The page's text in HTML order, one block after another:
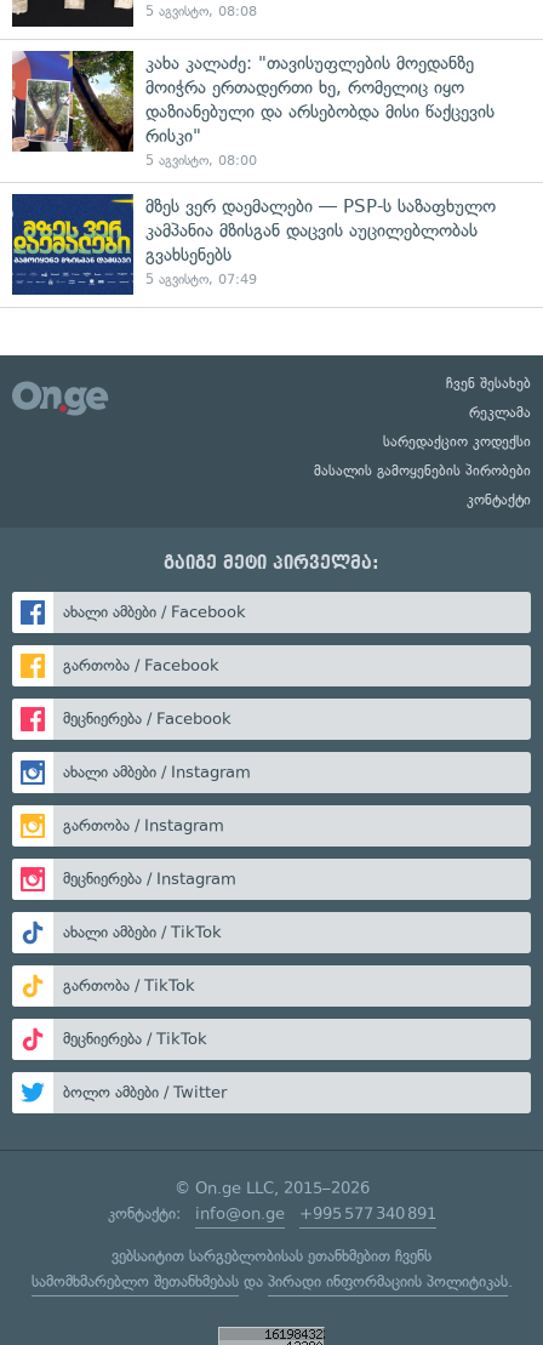
5 აგვისტო, 08:08
კახა კალაძე: "თავისუფლების მოედანზე
მოიჭრა ერთადერთი ხე, რომელიც იყო
დაზიანებული და არსებობდა მისი წაქცევის
რისკი"
5 აგვისტო, 08:00
მზეს ვერ დაემალები — PSP-ს საზაფხულო
კამპანია მზისგან დაცვის აუცილებლობას
გვახსენებს
5 აგვისტო, 07:49
ჩვენ შესახებ
რეკლამა
სარედაქციო კოდექსი
მასალის გამოყენების პირობები
კონტაქტი
გაიგე მეტი პირველმა:
ახალი ამბები / Facebook
გართობა / Facebook
მეცნიერება / Facebook
ახალი ამბები / Instagram
გართობა / Instagram
მეცნიერება / Instagram
ახალი ამბები / TikTok
გართობა / TikTok
მეცნიერება / TikTok
ბოლო ამბები / Twitter
© On.ge LLC, 2015–2026
კონტაქტი: info@on.ge +995 577 340 891
ვებსაიტით სარგებლობისას ეთანხმებით ჩვენს
სამომხმარებლო შეთანხმებასდა პირადი ინფორმაციის პოლიტიკას.